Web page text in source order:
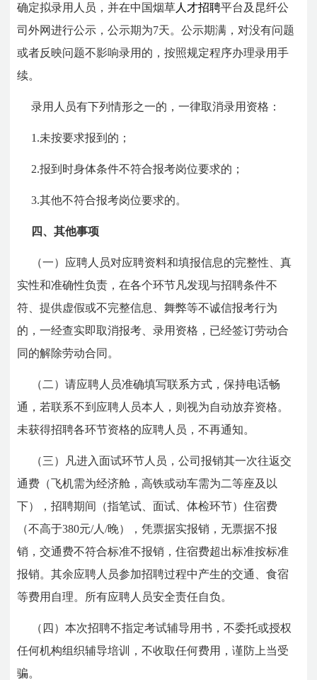
确定拟录用人员，并在中国烟草人才招聘平台及昆纤公
司外网进行公示，公示期为7天。公示期满，对没有问题
或者反映问题不影响录用的，按照规定程序办理录用手
续。
录用人员有下列情形之一的，一律取消录用资格：
1.未按要求报到的；
2.报到时身体条件不符合报考岗位要求的；
3.其他不符合报考岗位要求的。
四、其他事项
（一）应聘人员对应聘资料和填报信息的完整性、真
实性和准确性负责，在各个环节凡发现与招聘条件不
符、提供虚假或不完整信息、舞弊等不诚信报考行为
的，一经查实即取消报考、录用资格，已经签订劳动合
同的解除劳动合同。
（二）请应聘人员准确填写联系方式，保持电话畅
通，若联系不到应聘人员本人，则视为自动放弃资格。
未获得招聘各环节资格的应聘人员，不再通知。
（三）凡进入面试环节人员，公司报销其一次往返交
通费（飞机需为经济舱，高铁或动车需为二等座及以
下），招聘期间（指笔试、面试、体检环节）住宿费
（不高于380元/人/晚），凭票据实报销，无票据不报
销，交通费不符合标准不报销，住宿费超出标准按标准
报销。其余应聘人员参加招聘过程中产生的交通、食宿
等费用自理。所有应聘人员安全责任自负。
（四）本次招聘不指定考试辅导用书，不委托或授权
任何机构组织辅导培训，不收取任何费用，谨防上当受
骗。